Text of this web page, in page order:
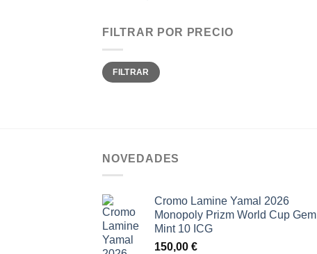
FILTRAR POR PRECIO
Precio
mínimo
Precio
máximo
FILTRAR
NOVEDADES
Cromo Lamine Yamal 2026
Monopoly Prizm World Cup Gem
Mint 10 ICG
150,00 €